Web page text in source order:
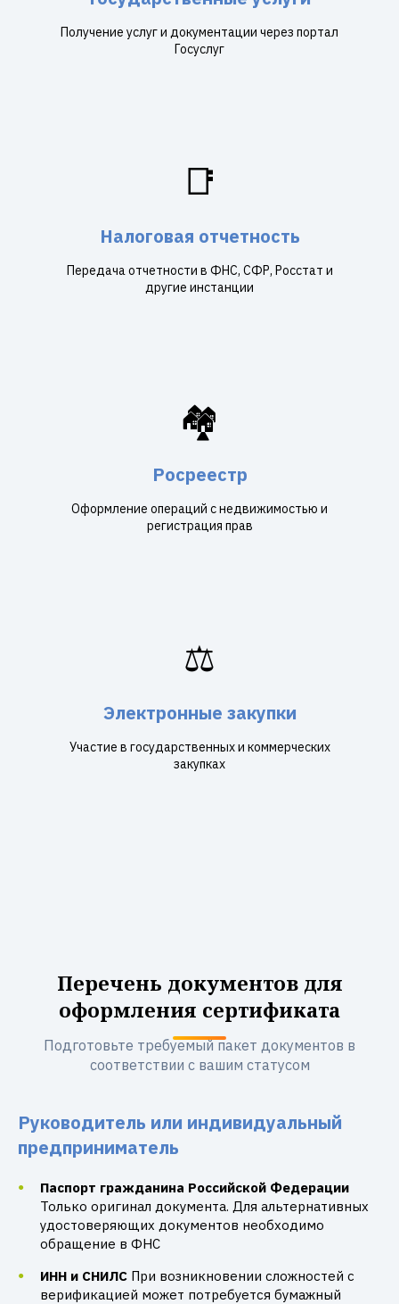
Получение услуг и документации через портал
Госуслуг
📑
Налоговая отчетность
Передача отчетности в ФНС, СФР, Росстат и
другие инстанции
🏘️
Росреестр
Оформление операций с недвижимостью и
регистрация прав
⚖️
Электронные закупки
Участие в государственных и коммерческих
закупках
Перечень документов для
оформления сертификата
Подготовьте требуемый пакет документов в
соответствии с вашим статусом
Руководитель или индивидуальный
предприниматель
Паспорт гражданина Российской Федерации
Только оригинал документа. Для альтернативных
удостоверяющих документов необходимо
обращение в ФНС
ИНН и СНИЛС При возникновении сложностей с
верификацией может потребуется бумажный